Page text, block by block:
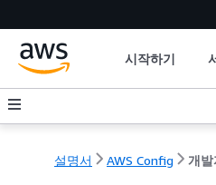
시작하기
설명서 AWS Config 개발